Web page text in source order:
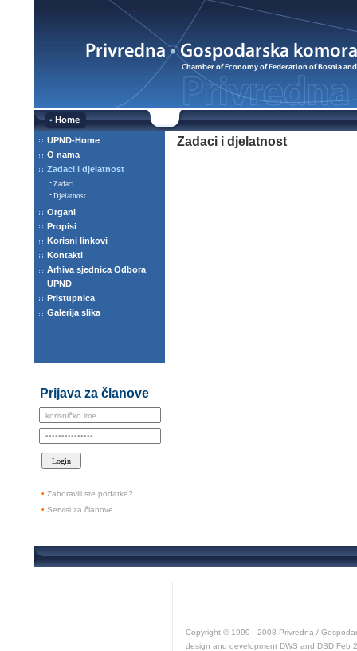
•
UPND-Home
O nama
Zadaci i djelatnost
• Zadaci
• Djelatnost
Organi
Propisi
Korisni linkovi
Kontakti
Arhiva sjednica Odbora
UPND
Pristupnica
Galerija slika
Prijava za članove
• Zaboravili ste podatke?
• Servisi za članove
Zadaci i djelatnost
Copyright © 1999 - 2008 Privredna /
design and development DWS and DSD Feb